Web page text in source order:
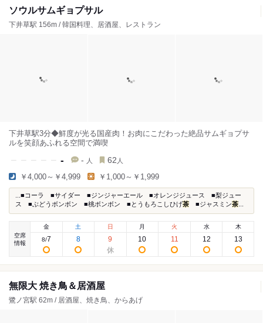
ソウルサムギョプサル
下井草駅 156m / 韓国料理、居酒屋、レストラン
下井草駅3分◆鮮度が光る国産肉！お肉にこだわった絶品サムギョプサ
ルを笑顔あふれる空間で満喫
- - 人 62 人
￥4,000～￥4,999 ￥1,000～￥1,999
...■コーラ ■サイダー ■ジンジャーエール ■オレンジジュース ■梨ジュー
ス ■ぶどうボンボン ■桃ボンボン ■とうもろこしひげ茶 ■ジャスミン茶
空席
情報
金
8/7
土
8
日
9
月
10
火
11
水
12
木
13
無限大 焼き鳥＆居酒屋
鷺ノ宮駅 62m / 居酒屋、焼き鳥、からあげ